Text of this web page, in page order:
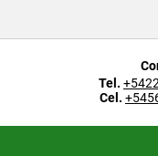
Tel.
Cel.